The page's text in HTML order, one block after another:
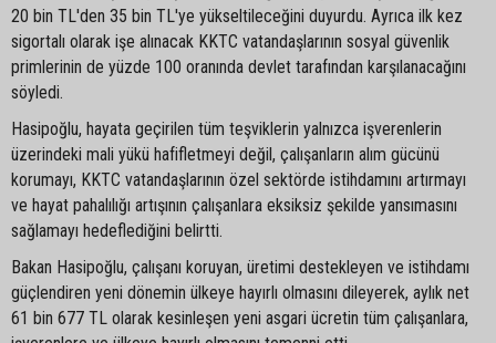
20 bin TL'den 35 bin TL'ye yükseltileceğini duyurdu. Ayrıca ilk kez
sigortalı olarak işe alınacak KKTC vatandaşlarının sosyal güvenlik
primlerinin de yüzde 100 oranında devlet tarafından karşılanacağını
söyledi.
Hasipoğlu, hayata geçirilen tüm teşviklerin yalnızca işverenlerin
üzerindeki mali yükü hafifletmeyi değil, çalışanların alım gücünü
korumayı, KKTC vatandaşlarının özel sektörde istihdamını artırmayı
ve hayat pahalılığı artışının çalışanlara eksiksiz şekilde yansımasını
sağlamayı hedeflediğini belirtti.
Bakan Hasipoğlu, çalışanı koruyan, üretimi destekleyen ve istihdamı
güçlendiren yeni dönemin ülkeye hayırlı olmasını dileyerek, aylık net
61 bin 677 TL olarak kesinleşen yeni asgari ücretin tüm çalışanlara,